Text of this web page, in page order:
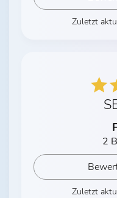
Zuletzt
2
Zuletzt